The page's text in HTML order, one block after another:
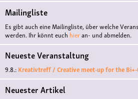
Mailingliste
Es gibt auch eine Mailingliste, über welche
werden. Ihr könnt euch hieran- und abmelden.
Neueste Veranstaltung
9.8.:Kreativtreff / Creative meet-up for the
Neuester Artikel